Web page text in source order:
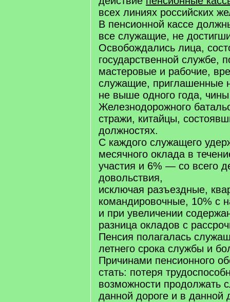
всех линиях российских
В пенсионной кассе
все служащие, не
Освобождались лица,
государственной службе,
мастеровые и рабочие,
служащие, приглашенные
не выше одного года, чины
Железнодорожного
стражи, китайцы,
должностях.
С каждого служащего
месячного оклада в
участия и 6% — со всего
довольствия,
исключая разъездные,
командировочные, 10% с
и при увеличении
разница окладов с
Пенсия полагалась
летнего срока службы и
Причинами пенсионного
стать: потеря
возможности продолжать
данной дороге и в данной